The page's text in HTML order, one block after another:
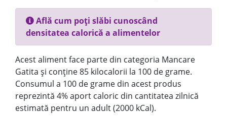
Află cum poți slăbi cunoscând
densitatea calorică a alimentelor
Acest aliment face parte din categoria Mancare
Gatita și conține 85 kilocalorii la 100 de grame.
Consumul a 100 de grame din acest produs
reprezintă 4% aport caloric din cantitatea zilnică
estimată pentru un adult (2000 kCal).